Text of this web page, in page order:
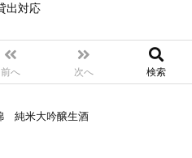
出対応
前へ 次へ 検索
純米大吟醸生酒